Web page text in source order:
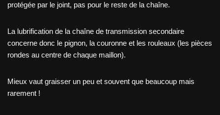
protégée par le joint, pas pour le reste de la chaîne.
La lubrification de la chaîne de transmission secondaire
concerne donc le pignon, la couronne et les rouleaux (les pièces
rondes au centre de chaque maillon).
Mieux vaut graisser un peu et souvent que beaucoup mais
rarement !